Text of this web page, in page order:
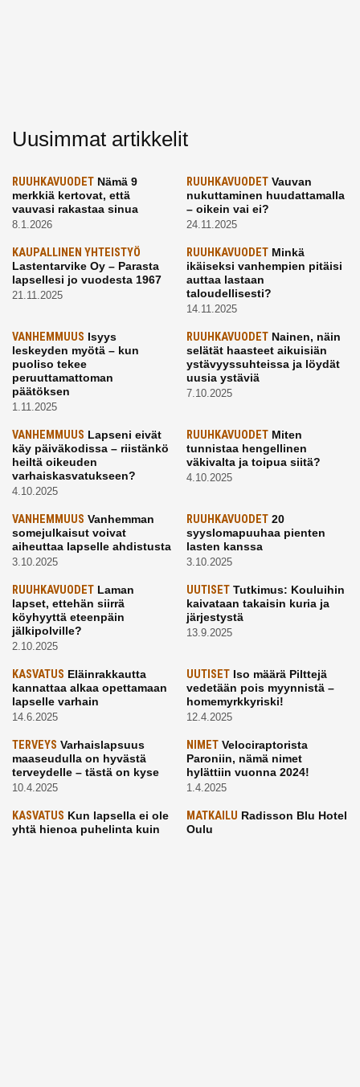
Uusimmat artikkelit
RUUHKAVUODET Nämä 9
merkkiä kertovat, että
vauvasi rakastaa sinua
8.1.2026
RUUHKAVUODETVauvan
nukuttaminen huudattamalla
– oikein vai ei?
24.11.2025
KAUPALLINEN YHTEISTYÖ
Lastentarvike Oy – Parasta
lapsellesi jo vuodesta 1967
21.11.2025
RUUHKAVUODETMinkä
ikäiseksi vanhempien pitäisi
auttaa lastaan
taloudellisesti?
14.11.2025
VANHEMMUUS Isyys
leskeyden myötä – kun
puoliso tekee
peruuttamattoman
päätöksen
1.11.2025
RUUHKAVUODETNainen, näin
selätät haasteet aikuisiän
ystävyyssuhteissa ja löydät
uusia ystäviä
7.10.2025
VANHEMMUUS Lapseni eivät
käy päiväkodissa – riistänkö
heiltä oikeuden
varhaiskasvatukseen?
4.10.2025
RUUHKAVUODETMiten
tunnistaa hengellinen
väkivalta ja toipua siitä?
4.10.2025
VANHEMMUUS Vanhemman
somejulkaisut voivat
aiheuttaa lapselle ahdistusta
3.10.2025
RUUHKAVUODET20
syyslomapuuhaa pienten
lasten kanssa
3.10.2025
RUUHKAVUODET Laman
lapset, ettehän siirrä
köyhyyttä eteenpäin
jälkipolville?
2.10.2025
UUTISETTutkimus: Kouluihin
kaivataan takaisin kuria ja
järjestystä
13.9.2025
KASVATUS Eläinrakkautta
kannattaa alkaa opettamaan
lapselle varhain
14.6.2025
UUTISETIso määrä Pilttejä
vedetään pois myynnistä –
homemyrkkyriski!
12.4.2025
TERVEYS Varhaislapsuus
maaseudulla on hyvästä
terveydelle – tästä on kyse
10.4.2025
NIMETVelociraptorista
Paroniin, nämä nimet
hylättiin vuonna 2024!
1.4.2025
KASVATUS Kun lapsella ei ole
yhtä hienoa puhelinta kuin
MATKAILU Radisson Blu Hotel
Oulu